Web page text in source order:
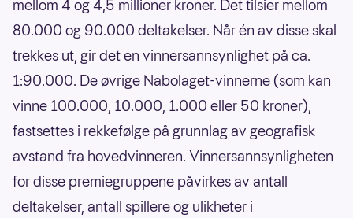
mellom 4 og 4,5 millioner kroner. Det tilsier mellom
80.000 og 90.000 deltakelser. Når én av disse skal
trekkes ut, gir det en vinnersannsynlighet på ca.
1:90.000. De øvrige Nabolaget-vinnerne (som kan
vinne 100.000, 10.000, 1.000 eller 50 kroner),
fastsettes i rekkefølge på grunnlag av geografisk
avstand fra hovedvinneren. Vinnersannsynligheten
for disse premiegruppene påvirkes av antall
deltakelser, antall spillere og ulikheter i